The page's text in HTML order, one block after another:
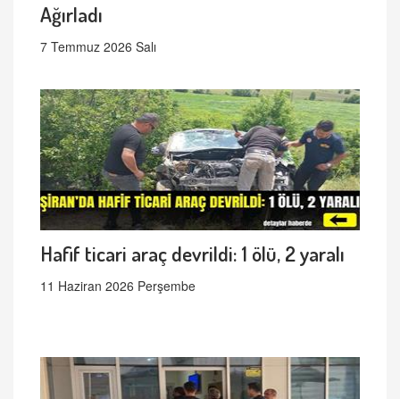
Ağırladı
7 Temmuz 2026 Salı
Hafif ticari araç devrildi: 1 ölü, 2 yaralı
11 Haziran 2026 Perşembe